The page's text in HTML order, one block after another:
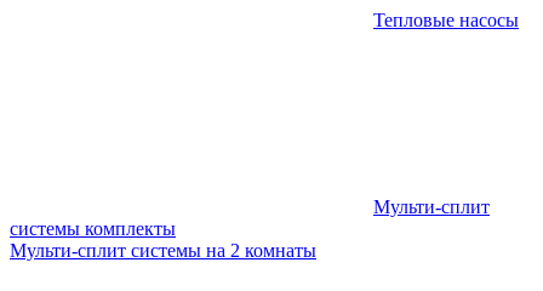
Тепловые насосы
Мульти-сплит
системы комплекты
Мульти-сплит системы на 2 комнаты